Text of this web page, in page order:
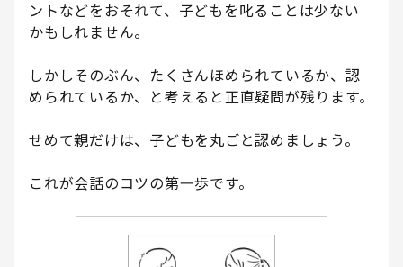
ントなどをおそれて、子どもを叱ることは少ない
かもしれません。
しかしそのぶん、たくさんほめられているか、認
められているか、と考えると正直疑問が残ります。
せめて親だけは、子どもを丸ごと認めましょう。
これが会話のコツの第一歩です。